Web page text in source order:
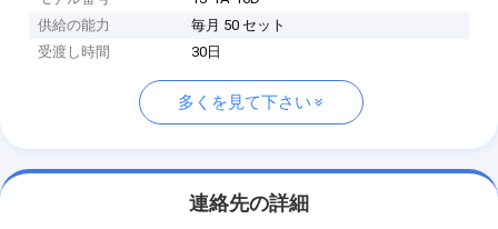
供給の能力
毎月 50 セット
受渡し時間
30日
多くを見て下さい
連絡先の詳細